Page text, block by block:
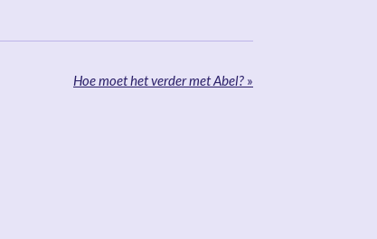
Hoe moet het verder met Abel? »